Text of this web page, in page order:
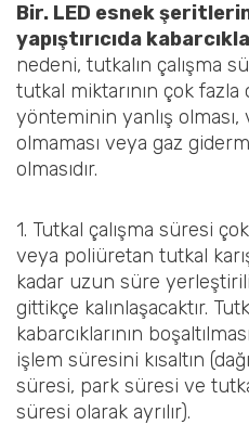
Bir. LED esnek
yapıştırıcıda
nedeni, tutkalın çalışma
tutkal miktarının çok fazla
yönteminin yanlış
olmaması veya gaz
olmasıdır.
1. Tutkal çalışma süresi
veya poliüretan tutkal
kadar uzun süre
gittikçe kalınlaşacaktır.
kabarcıklarının
işlem süresini kısaltın
süresi, park süresi ve
süresi olarak ayrılır).